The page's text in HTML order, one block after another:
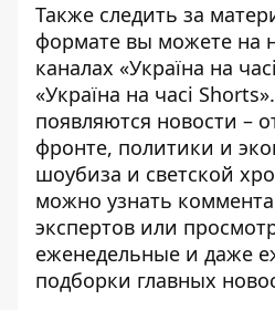
Также следить за
формате вы можете на
каналах «Україна на
«Україна на часі Shorts»
появляются новости –
фронте, политики и
шоубиза и светской
можно узнать
экспертов или
еженедельные и даже
подборки главных